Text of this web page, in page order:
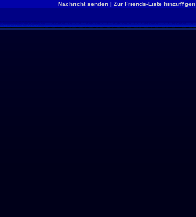
Nachricht senden| Zur Friends-Liste hinzufŸgen